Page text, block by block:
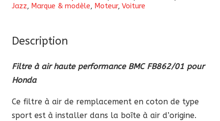
performance
FB862/01
pour
Jazz, Marque & modèle, Moteur, Voiture
Description
Filtre à air haute performance BMC FB862/01 pour
Honda
Ce filtre à air de remplacement en coton de type
sport est à installer dans la boîte à air d’origine.